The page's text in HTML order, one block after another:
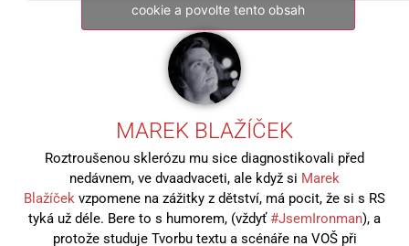
cookie a povolte tento obsah
MAREK BLAŽÍČEK
Roztroušenou sklerózu mu sice diagnostikovali před
nedávnem, ve dvaadvaceti, ale když si Marek
Blažíček vzpomene na zážitky z dětství, má pocit, že si s RS
tyká už déle. Bere to s humorem, (vždyť#JsemIronman), a
protože studuje Tvorbu textu a scénáře na VOŠ při